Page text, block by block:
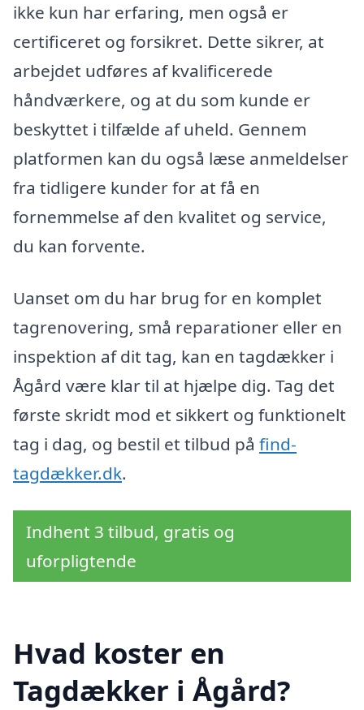
ikke kun har erfaring, men også er
certificeret og forsikret. Dette sikrer, at
arbejdet udføres af kvalificerede
håndværkere, og at du som kunde er
beskyttet i tilfælde af uheld. Gennem
platformen kan du også læse anmeldelser
fra tidligere kunder for at få en
fornemmelse af den kvalitet og service,
du kan forvente.
Uanset om du har brug for en komplet
tagrenovering, små reparationer eller en
inspektion af dit tag, kan en tagdækker i
Ågård være klar til at hjælpe dig. Tag det
første skridt mod et sikkert og funktionelt
tag i dag, og bestil et tilbud på find-
tagdækker.dk.
Indhent 3 tilbud, gratis og
uforpligtende
Hvad koster en
Tagdækker i Ågård?